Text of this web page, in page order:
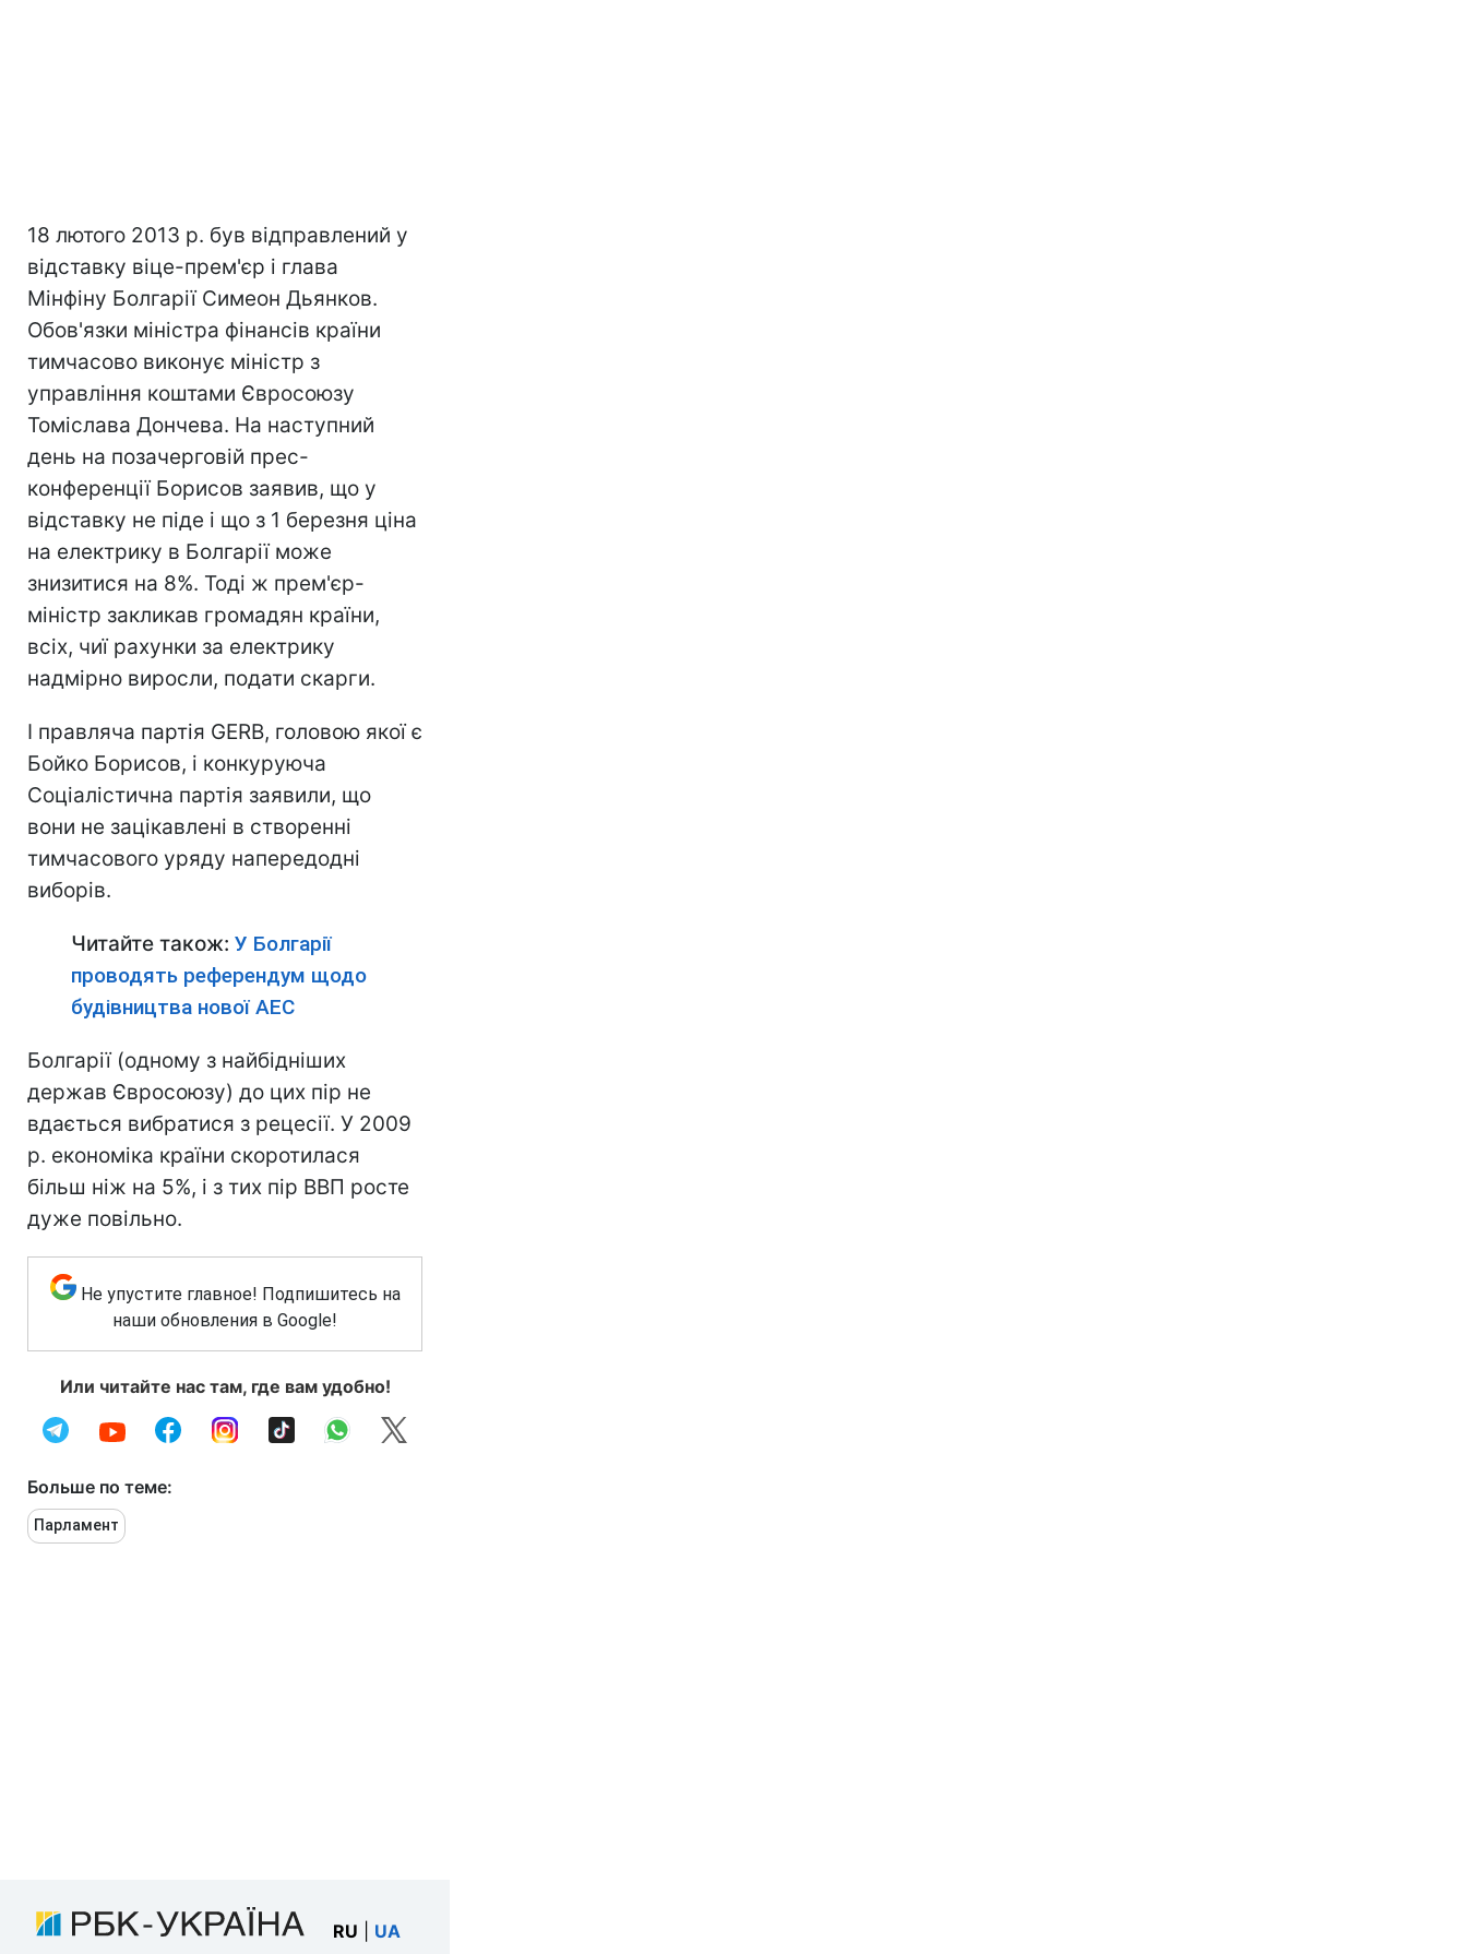
18 лютого 2013 р. був відправлений у
відставку віце-прем'єр і глава
Мінфіну Болгарії Симеон Дьянков.
Обов'язки міністра фінансів країни
тимчасово виконує міністр з
управління коштами Євросоюзу
Томіслава Дончева. На наступний
день на позачерговій прес-
конференції Борисов заявив, що у
відставку не піде і що з 1 березня ціна
на електрику в Болгарії може
знизитися на 8%. Тоді ж прем'єр-
міністр закликав громадян країни,
всіх, чиї рахунки за електрику
надмірно виросли, подати скарги.
І правляча партія GERB, головою якої є
Бойко Борисов, і конкуруюча
Соціалістична партія заявили, що
вони не зацікавлені в створенні
тимчасового уряду напередодні
виборів.
Читайте також: У Болгарії
проводять референдум щодо
будівництва нової АЕС
Болгарії (одному з найбідніших
держав Євросоюзу) до цих пір не
вдається вибратися з рецесії. У 2009
р. економіка країни скоротилася
більш ніж на 5%, і з тих пір ВВП росте
дуже повільно.
Не упустите главное! Подпишитесь на
наши обновления в Google!
Или читайте нас там, где вам удобно!
Больше по теме:
Парламент
RU UA